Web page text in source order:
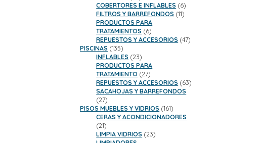
productos
COBERTORES E INFLABLES 66
productos
FILTROS Y BARREFONDOS 1111
PRODUCTOS PARA
TRATAMIENTOS 66
productos
REPUESTOS Y ACCESORIOS 4747
PISCINAS 135135
productos
INFLABLES 2323
productos
PRODUCTOS PARA
TRATAMIENTO 2727
productos
REPUESTOS Y ACCESORIOS 6363
SACAHOJAS Y BARREFONDOS
2727
productos
PISOS MUEBLES Y VIDRIOS 161161
productos
CERAS Y ACONDICIONADORES
2121
productos
LIMPIA VIDRIOS 2323